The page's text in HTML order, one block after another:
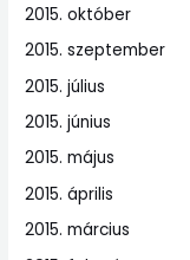
2015. október
2015. szeptember
2015. július
2015. június
2015. május
2015. április
2015. március